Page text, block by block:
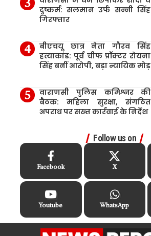
दुष्कर्म: सलमान उर्फ सन्नी सिंह
गिरफ्तार
बीएचयू छात्र नेता गौरव सिंह
हत्याकांड: पूर्व चीफ प्रॉक्टर रोयना
सिंह बनीं आरोपी, बड़ा न्यायिक मोड़
वाराणसी पुलिस कमिश्नर की
बैठक: महिला सुरक्षा, संगठित
अपराध पर सख्त कार्रवाई के निर्देश
Follow us on
Facebook X
Youtube WhatsApp